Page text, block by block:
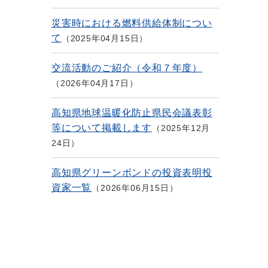
災害時における燃料供給体制につい
て
2025年04月15日
交流活動のご紹介（令和７年度）
2026年04月17日
高知県地球温暖化防止県民会議表彰
等について掲載します
2025年12月
24日
高知県グリーンボンドの投資表明投
資家一覧
2026年06月15日